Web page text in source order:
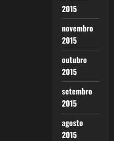
2015
novembro
2015
outubro
2015
setembro
2015
agosto
2015